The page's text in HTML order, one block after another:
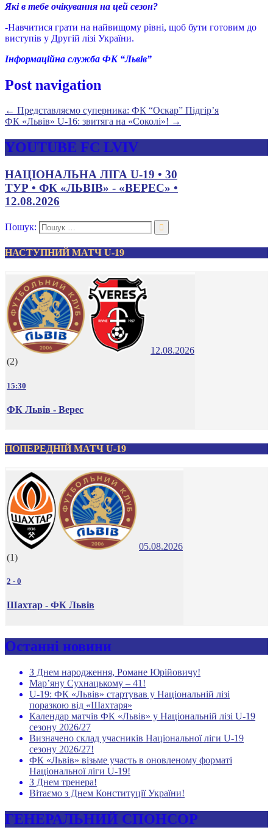
Які в тебе очікування на цей сезон?
-Навчитися грати на найвищому рівні, щоб бути готовим до
виступів у Другій лізі України.
Інформаційна служба ФК “Львів”
Post navigation
← Представляємо суперника: ФК “Оскар” Підгір’я
ФК «Львів» U-16: звитяга на «Соколі»! →
YOUTUBE FC LVIV
НАЦІОНАЛЬНА ЛІГА U-19 • 30
ТУР • ФК «ЛЬВІВ» - «ВЕРЕС» •
12.08.2026
Пошук:
НАСТУПНИЙ МАТЧ U-19
12.08.2026
(2)
15:30
ФК Львів - Верес
ПОПЕРЕДНІЙ МАТЧ U-19
05.08.2026
(1)
2 - 0
Шахтар - ФК Львів
Останні новини
З Днем народження, Романе Юрійовичу!
Мар’яну Сухнацькому – 41!
U-19: ФК «Львів» стартував у Національній лізі
поразкою від «Шахтаря»
Календар матчів ФК «Львів» у Національній лізі U-19
сезону 2026/27
Визначено склад учасників Національної ліги U-19
сезону 2026/27!
ФК «Львів» візьме участь в оновленому форматі
Національної ліги U-19!
З Днем тренера!
Вітаємо з Днем Конституції України!
ГЕНЕРАЛЬНИЙ СПОНСОР